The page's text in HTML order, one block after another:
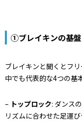
①ブレイキンの基
ブレイキンと聞くとフ
中でも代表的な4つの基
– トップロック: ダンス
リズムに合わせた足運